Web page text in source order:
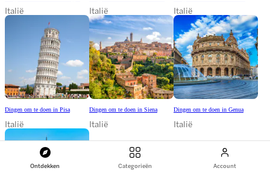
Ontdekken Categorieën Account
Italië Italië Italië
Dingen om te doen in Pisa
Italië
Dingen om te doen in Siena
Italië
Dingen om te doen in Genua
Italië